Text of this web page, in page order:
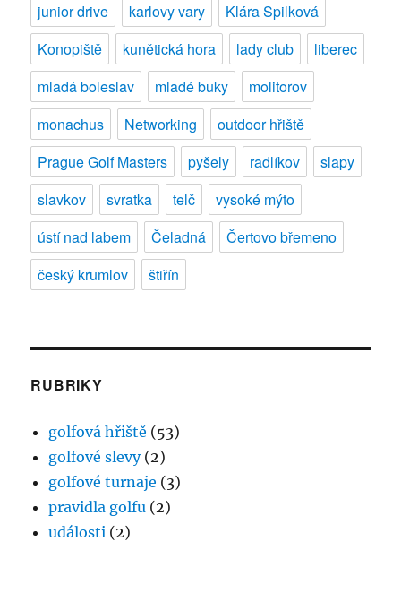
junior drive
karlovy vary
Klára Spilková
Konopiště
kunětická hora lady club
liberec
mladá boleslav
mladé buky
molitorov
monachus
Networking
outdoor hřiště
Prague Golf Masters
pyšely radlíkov
slapy
slavkov
svratka telč
vysoké mýto
ústí nad labem
Čeladná
Čertovo břemeno
český krumlov
štiřín
RUBRIKY
golfová hřiště (53)
golfové slevy(2)
golfové turnaje (3)
pravidla golfu (2)
události (2)